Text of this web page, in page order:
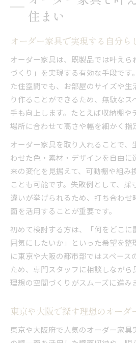
住まい
オーダー家具で実現する自分ら
オーダー家具は、既製品では叶えら
づくり」を実現する有効な手段です
た住空間でも、お部屋のサイズや生
り作ることができるため、無駄な
手も向上します。たとえば収納棚や
場所に合わせて高さや幅を細かく指
オーダー家具を取り入れることで、
わせた色・素材・デザインを自由に
来の変化を見据えて、可動棚や組み
ことも可能です。失敗例として、採
違いが挙げられるため、打ち合わ
面を活用することが重要です。
初めて検討する方は、「何をどこに
囲気にしたいか」といった希望を整
に東京や大阪の都市部ではスペース
ため、専門スタッフに相談しながら
理想の空間づくりがスムーズに進み
東京や大阪で探す理想のオーダ
東京や大阪府で人気のオーダー家